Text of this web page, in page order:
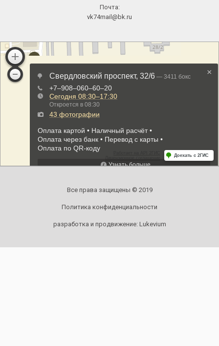
Почта:
vk74mail@bk.ru
Все права защищены © 2019
Политика конфиденциальности
разработка и продвижение: Lukevium